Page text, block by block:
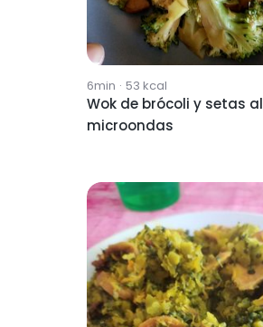
6min · 53 kcal
Wok de brócoli y setas al
microondas